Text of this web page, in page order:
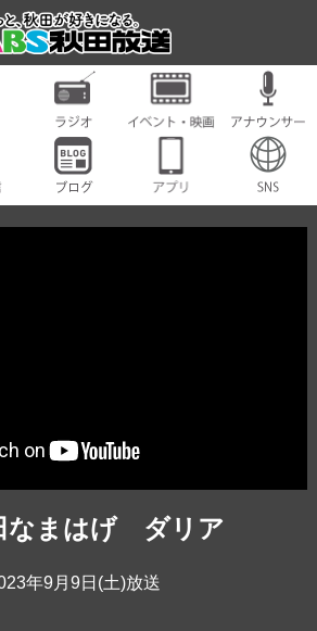
なまはげ ダリア
年9月9日(土)放送